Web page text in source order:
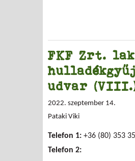
FKF Zrt.
udvar
2022. szeptember 14.
Pataki Viki
Telefon 1: +36 (80) 353
Telefon 2: